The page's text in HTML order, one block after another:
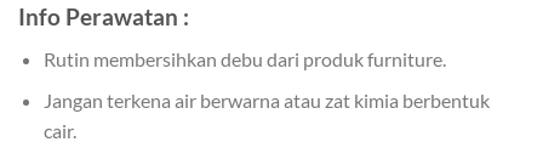
Info Perawatan :
Rutin membersihkan debu dari produk furniture.
Jangan terkena air berwarna atau zat kimia berbentuk
cair.